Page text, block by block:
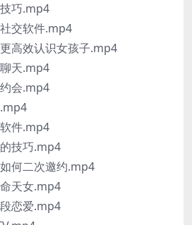
巧.mp4
交软件.mp4
高效认识女孩子.mp4
天.mp4
会.mp4
件.mp4
技巧.mp4
何二次邀约.mp4
天女.mp4
恋爱.mp4